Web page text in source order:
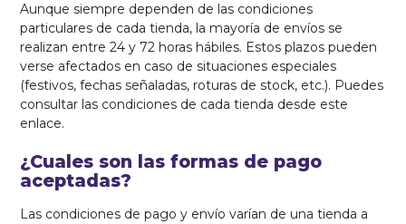
Aunque siempre dependen de las condiciones
particulares de cada tienda, la mayoría de envíos se
realizan entre 24 y 72 horas hábiles. Estos plazos pueden
verse afectados en caso de situaciones especiales
(festivos, fechas señaladas, roturas de stock, etc.). Puedes
consultar las condiciones de cada tienda desde este
enlace.
¿Cuales son las formas de pago
aceptadas?
Las condiciones de pago y envío varían de una tienda a